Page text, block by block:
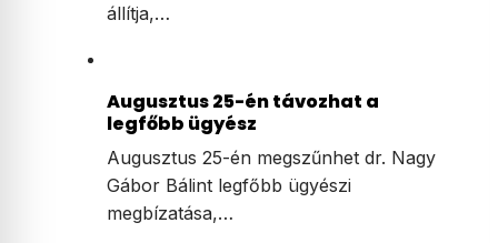
állítja,…
Augusztus 25-én távozhat a
legfőbb ügyész
Augusztus 25-én megszűnhet dr. Nagy
Gábor Bálint legfőbb ügyészi
megbízatása,…